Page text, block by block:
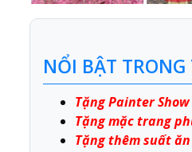
NỔI BẬT TRONG
Tặng Painter Show
Tặng mặc trang
Tặng thêm suất